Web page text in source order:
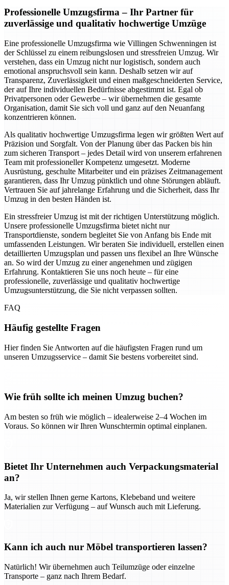
Professionelle Umzugsfirma – Ihr Partner für
zuverlässige und qualitativ hochwertige Umzüge
Eine professionelle Umzugsfirma wie Villingen Schwenningen ist
der Schlüssel zu einem reibungslosen und stressfreien Umzug. Wir
verstehen, dass ein Umzug nicht nur logistisch, sondern auch
emotional anspruchsvoll sein kann. Deshalb setzen wir auf
Transparenz, Zuverlässigkeit und einen maßgeschneiderten Service,
der auf Ihre individuellen Bedürfnisse abgestimmt ist. Egal ob
Privatpersonen oder Gewerbe – wir übernehmen die gesamte
Organisation, damit Sie sich voll und ganz auf den Neuanfang
konzentrieren können.
Als qualitativ hochwertige Umzugsfirma legen wir größten Wert auf
Präzision und Sorgfalt. Von der Planung über das Packen bis hin
zum sicheren Transport – jedes Detail wird von unserem erfahrenen
Team mit professioneller Kompetenz umgesetzt. Moderne
Ausrüstung, geschulte Mitarbeiter und ein präzises Zeitmanagement
garantieren, dass Ihr Umzug pünktlich und ohne Störungen abläuft.
Vertrauen Sie auf jahrelange Erfahrung und die Sicherheit, dass Ihr
Umzug in den besten Händen ist.
Ein stressfreier Umzug ist mit der richtigen Unterstützung möglich.
Unsere professionelle Umzugsfirma bietet nicht nur
Transportdienste, sondern begleitet Sie von Anfang bis Ende mit
umfassenden Leistungen. Wir beraten Sie individuell, erstellen einen
detaillierten Umzugsplan und passen uns flexibel an Ihre Wünsche
an. So wird der Umzug zu einer angenehmen und zügigen
Erfahrung. Kontaktieren Sie uns noch heute – für eine
professionelle, zuverlässige und qualitativ hochwertige
Umzugsunterstützung, die Sie nicht verpassen sollten.
FAQ
Häufig gestellte Fragen
Hier finden Sie Antworten auf die häufigsten Fragen rund um
unseren Umzugsservice – damit Sie bestens vorbereitet sind.
Wie früh sollte ich meinen Umzug buchen?
Am besten so früh wie möglich – idealerweise 2–4 Wochen im
Voraus. So können wir Ihren Wunschtermin optimal einplanen.
Bietet Ihr Unternehmen auch Verpackungsmaterial
an?
Ja, wir stellen Ihnen gerne Kartons, Klebeband und weitere
Materialien zur Verfügung – auf Wunsch auch mit Lieferung.
Kann ich auch nur Möbel transportieren lassen?
Natürlich! Wir übernehmen auch Teilumzüge oder einzelne
Transporte – ganz nach Ihrem Bedarf.